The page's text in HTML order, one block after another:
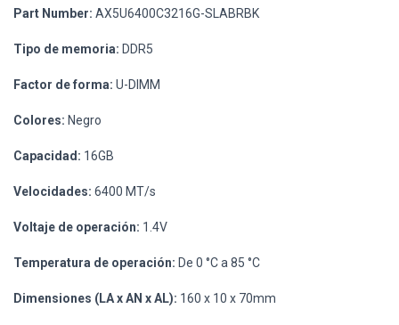
Part Number: AX5U6400C3216G-SLABRBK
Tipo de memoria: DDR5
Factor de forma: U-DIMM
Colores: Negro
Capacidad: 16GB
Velocidades: 6400 MT/s
Voltaje de operación: 1.4V
Temperatura de operación: De 0 °C a 85 °C
Dimensiones (LA x AN x AL): 160 x 10 x 70mm